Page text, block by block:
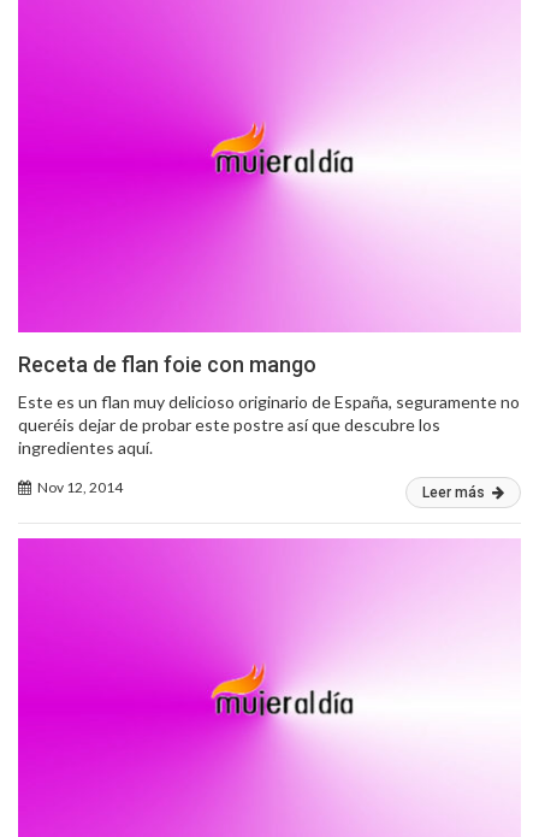
Receta de flan foie con mango
Este es un flan muy delicioso originario de España, seguramente no
queréis dejar de probar este postre así que descubre los
ingredientes aquí.
Nov 12, 2014 Leer más